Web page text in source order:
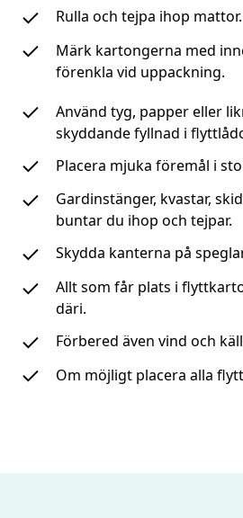
Rulla och tejpa ihop mattor.
Märk kartongerna med
förenkla vid uppackning.
Använd tyg, papper eller
skyddande fyllnad i
Placera mjuka föremål i
Gardinstänger, kvastar,
buntar du ihop och tejpar.
Skydda kanterna på
Allt som får plats i
däri.
Förbered även vind och
Om möjligt placera alla